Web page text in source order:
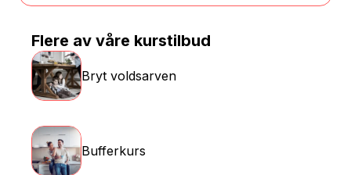
Flere av våre kurstilbud
Bryt voldsarven
Bufferkurs